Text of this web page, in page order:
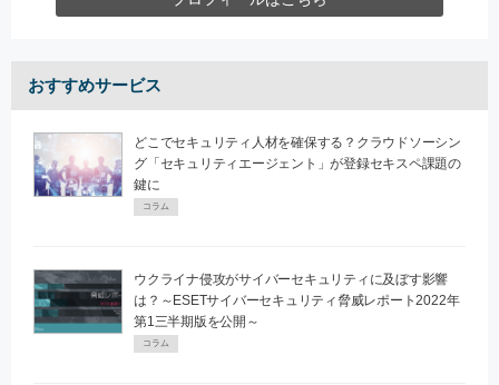
おすすめサービス
どこでセキュリティ人材を確保する？クラウドソーシン
グ「セキュリティエージェント」が登録セキスペ課題の
鍵に
コラム
ウクライナ侵攻がサイバーセキュリティに及ぼす影響
は？～ESETサイバーセキュリティ脅威レポート2022年
第1三半期版を公開～
コラム